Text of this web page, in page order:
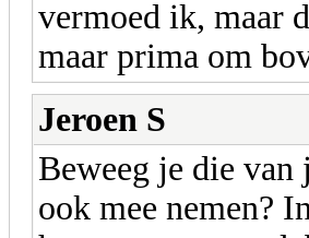
vermoed ik, maar
maar prima om
Jeroen S
Beweeg je die
ook mee nemen?